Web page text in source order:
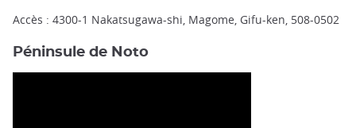
Accès : 4300-1 Nakatsugawa-shi, Magome, Gifu-ken, 508-0502
Péninsule de Noto